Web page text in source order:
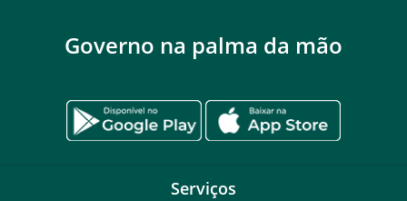
Governo na palma da mão
Serviços